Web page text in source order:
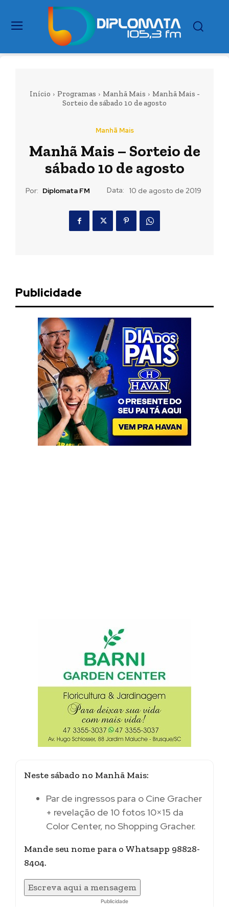
Início Programas Manhã Mais
Manhã Mais -
Sorteio de sábado 10 de agosto
Manhã Mais
Manhã Mais – Sorteio de
sábado 10 de agosto
Por: Diplomata FM Data: 10 de agosto de 2019
Publicidade
Neste sábado no Manhã Mais:
Par de ingressos para o Cine Gracher
+ revelação de 10 fotos 10×15 da
Color Center, no Shopping Gracher.
Mande seu nome para o Whatsapp 98828-
8404.
Escreva aqui a mensagem
Publicidade